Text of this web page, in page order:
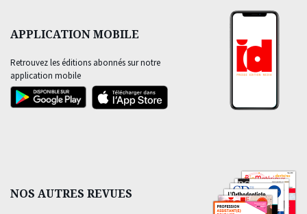
APPLICATION MOBILE
Retrouvez les éditions abonnés sur notre
application mobile
NOS AUTRES REVUES